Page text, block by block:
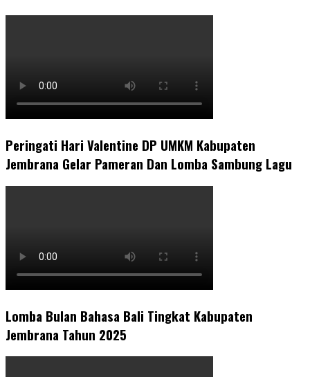
Peringati Hari Valentine DP UMKM Kabupaten
Jembrana Gelar Pameran Dan Lomba Sambung Lagu
Lomba Bulan Bahasa Bali Tingkat Kabupaten
Jembrana Tahun 2025